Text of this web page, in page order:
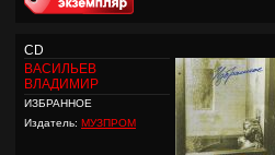
CD
ВАСИЛЬЕВ
ВЛАДИМИР
ИЗБРАННОЕ
Издатель: МУЗПРОМ